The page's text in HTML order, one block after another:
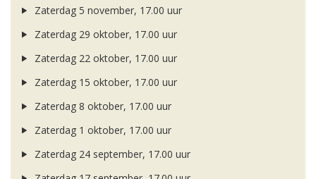
Zaterdag 5 november, 17.00 uur
Zaterdag 29 oktober, 17.00 uur
Zaterdag 22 oktober, 17.00 uur
Zaterdag 15 oktober, 17.00 uur
Zaterdag 8 oktober, 17.00 uur
Zaterdag 1 oktober, 17.00 uur
Zaterdag 24 september, 17.00 uur